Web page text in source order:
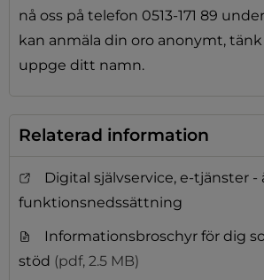
nå oss på telefon 0513-171 89
kan anmäla din oro anonymt,
uppge ditt namn.
Relaterad information
Digital självservice, e-tjänster -
funktionsnedssättning
Informationsbroschyr för dig
stöd (pdf, 2.5 MB)